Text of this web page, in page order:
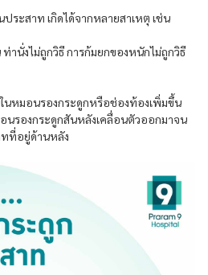
ระสาท เกิดได้จากหลายสาเหตุ เช่น
านั่งไม่ถูกวิธี การก้มยกของหนักไม่ถูกวิธี
นหมอนรองกระดูกหรือช่องท้องเพิ่มขึ้น
นรองกระดูกสันหลังเคลื่อนตัวออกมาจน
ทที่อยู่ด้านหลัง